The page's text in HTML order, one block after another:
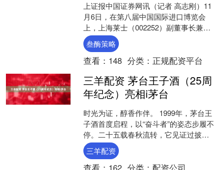
上证报中国证券网讯（记者 高志刚）11
月6日，在第八届中国国际进口博览会
上，上海莱士（002252）副董事长兼总
经理徐俊表示，与现有市场上几家外资
企业产品相比，....
叁酶策略
查看： 148 分类： 正规配资平台
三羊配资 茅台王子酒（25周
年纪念）亮相i茅台
时光为证，醇香作伴。 1999年，茅台王
子酒首度启程，以“奋斗者”的姿态步履不
停。二十五载春秋流转，它见证过披星
戴月的奔波，陪伴过逐梦路上的坚持，
也承载过成功时....
三羊配资